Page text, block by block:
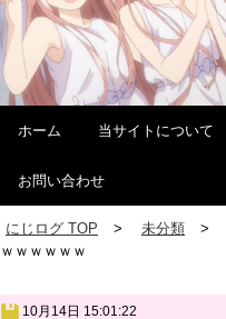
ホーム 当サイトについて
お問い合わせ
にじログ TOP 未分類
ｗｗｗｗｗｗ
10月14日 15:01:22